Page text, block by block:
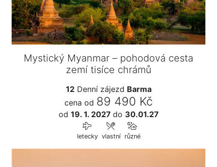
Mystický Myanmar – pohodová cesta
zemí tisíce chrámů
12Denní zájezd Barma
cena od 89 490 Kč
od 19. 1. 2027 do 30.01.27
letecky vlastní různé